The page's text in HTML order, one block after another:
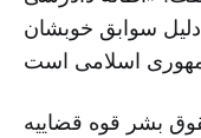
دلیل سوابق خوبشان
بشر قوه قضاییه